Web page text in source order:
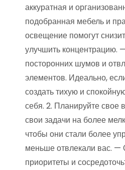
аккуратная и
подобранная мебель и
освещение помогут
улучшить концентрацию.
посторонних шумов и
элементов. Идеально,
создать тихую и
себя. 2. Планируйте свое
свои задачи на более
чтобы они стали более
меньше отвлекали вас. —
приоритеты и